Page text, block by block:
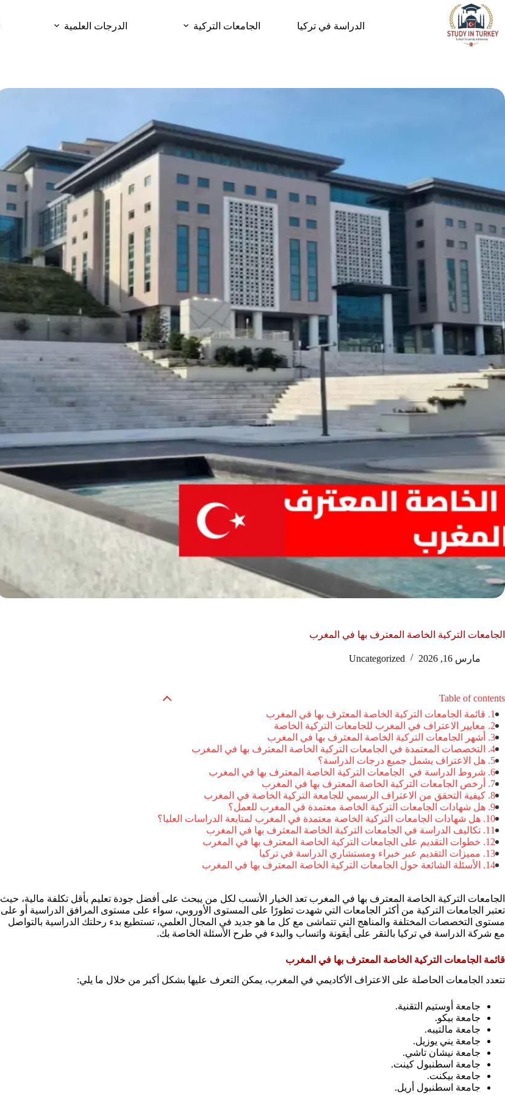
التجاوز
إلى
المحتوى
الدراسة في تركيا الجامعات التركية الدرجات العلمية
الجامعات التركية الخاصة المعترف بها في المغرب
مارس 16, 2026 Uncategorized
Table of contents
قائمة الجامعات التركية الخاصة المعترف بها في المغرب
معايير الاعتراف في المغرب للجامعات التركية الخاصة
أشهر الجامعات التركية الخاصة المعترف بها في المغرب
التخصصات المعتمدة في الجامعات التركية الخاصة المعترف بها في المغرب
هل الاعتراف يشمل جميع درجات الدراسة؟
شروط الدراسة في الجامعات التركية الخاصة المعترف بها في المغرب
أرخص الجامعات التركية الخاصة المعترف بها في المغرب
كيفية التحقق من الاعتراف الرسمي للجامعة التركية الخاصة في المغرب
هل شهادات الجامعات التركية الخاصة معتمدة في المغرب للعمل؟
هل شهادات الجامعات التركية الخاصة معتمدة في المغرب لمتابعة الدراسات العليا؟
تكاليف الدراسة في الجامعات التركية الخاصة المعترف بها في المغرب
خطوات التقديم على الجامعات التركية الخاصة المعترف بها في المغرب
مميزات التقديم عبر خبراء ومستشاري الدراسة في تركيا
الأسئلة الشائعة حول الجامعات التركية الخاصة المعترف بها في المغرب
الجامعات التركية الخاصة المعترف بها في المغرب تعد الخيار الأنسب لكل من يبحث على أفضل جودة تعليم بأقل تكلفة مالية، حيث
تعتبر الجامعات التركية من أكثر الجامعات التي شهدت تطورًا على المستوى الأوروبي، سواء على مستوى المرافق الدراسية أو على
مستوى التخصصات المختلفة والمناهج التي تتماشى مع كل ما هو جديد في المجال العلمي، تستطيع بدء رحلتك الدراسية بالتواصل
مع شركة الدراسة في تركيا بالنقر على أيقونة واتساب والبدء في طرح الأسئلة الخاصة بك.
قائمة الجامعات التركية الخاصة المعترف بها في المغرب
تتعدد الجامعات الحاصلة على الاعتراف الأكاديمي في المغرب، يمكن التعرف عليها بشكل أكبر من خلال ما يلي:
جامعة أوستيم التقنية.
جامعة بيكو.
جامعة مالتيبه.
جامعة يني يوزيل.
جامعة نيشان تاشي.
جامعة اسطنبول كينت.
جامعة بيكنت.
جامعة اسطنبول أريل.